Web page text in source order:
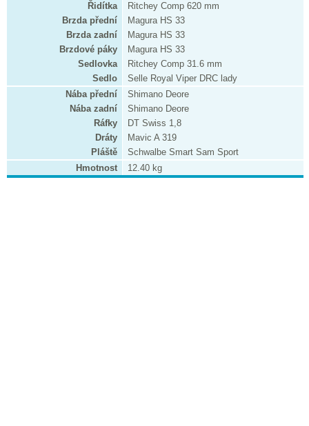
Řidítka
Ritchey Comp 620 mm
Brzda přední
Magura HS 33
Brzda zadní
Magura HS 33
Brzdové páky
Magura HS 33
Sedlovka
Ritchey Comp 31.6 mm
Sedlo
Selle Royal Viper DRC lady
Nába přední
Shimano Deore
Nába zadní
Shimano Deore
Ráfky
DT Swiss 1,8
Dráty
Mavic A 319
Pláště
Schwalbe Smart Sam Sport
Hmotnost
12.40 kg